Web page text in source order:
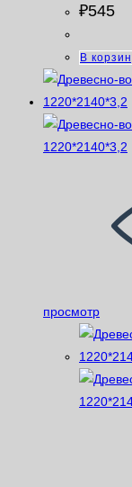
₽545
В
просмотр